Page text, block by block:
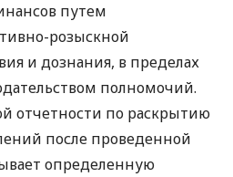
путем
розыскной
и дознания, в пределах
полномочий.
отчетности по раскрытию
после проведенной
определенную